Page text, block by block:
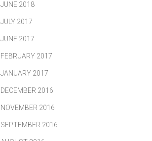
JUNE 2018
JULY 2017
JUNE 2017
FEBRUARY 2017
JANUARY 2017
DECEMBER 2016
NOVEMBER 2016
SEPTEMBER 2016